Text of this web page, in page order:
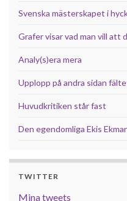
Svenska mästerskapet i
Grafer visar vad man vill att
Analy(s)era mera
Upplopp på andra sidan
Huvudkritiken står fast
Den egendomliga Ekis
TWITTER
Mina tweets